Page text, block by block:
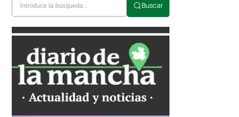
Buscar